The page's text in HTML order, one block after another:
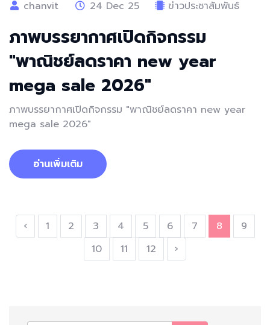
chanvit 24 Dec 25 ข่าวประชาสัมพันธ์
ภาพบรรยากาศเปิดกิจกรรม
"พาณิชย์ลดราคา new year
mega sale 2026"
ภาพบรรยากาศเปิดกิจกรรม "พาณิชย์ลดราคา new year
mega sale 2026"
อ่านเพิ่มเติม
‹ 1 2 3 4 5 6 7 8
9
10
11 12 ›